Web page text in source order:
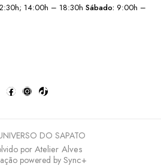
14:00h – 18:30h Sábado: 9:00h –
DO SAPATO
por Atelier Alves
powered by Sync+